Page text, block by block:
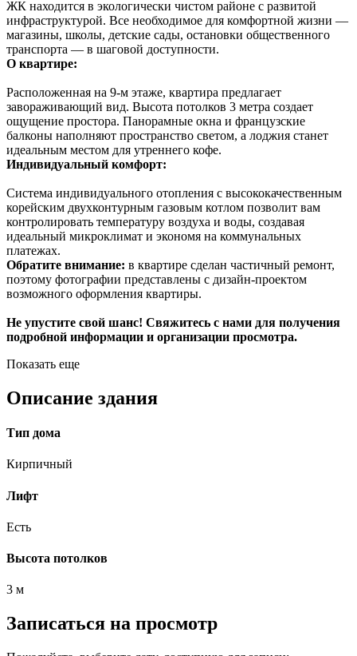
ЖК находится в экологически чистом районе с развитой
инфраструктурой. Все необходимое для комфортной жизни —
магазины, школы, детские сады, остановки общественного
транспорта — в шаговой доступности.
О квартире:
Расположенная на 9-м этаже, квартира предлагает
завораживающий вид. Высота потолков 3 метра создает
ощущение простора. Панорамные окна и французские
балконы наполняют пространство светом, а лоджия станет
идеальным местом для утреннего кофе.
Индивидуальный комфорт:
Система индивидуального отопления с высококачественным
корейским двухконтурным газовым котлом позволит вам
контролировать температуру воздуха и воды, создавая
идеальный микроклимат и экономя на коммунальных
платежах.
Обратите внимание: в квартире сделан частичный ремонт,
поэтому фотографии представлены с дизайн-проектом
возможного оформления квартиры.
Не упустите свой шанс! Свяжитесь с нами для получения
подробной информации и организации просмотра.
Показать еще
Описание здания
Тип дома
Кирпичный
Лифт
Есть
Высота потолков
3 м
Записаться на просмотр